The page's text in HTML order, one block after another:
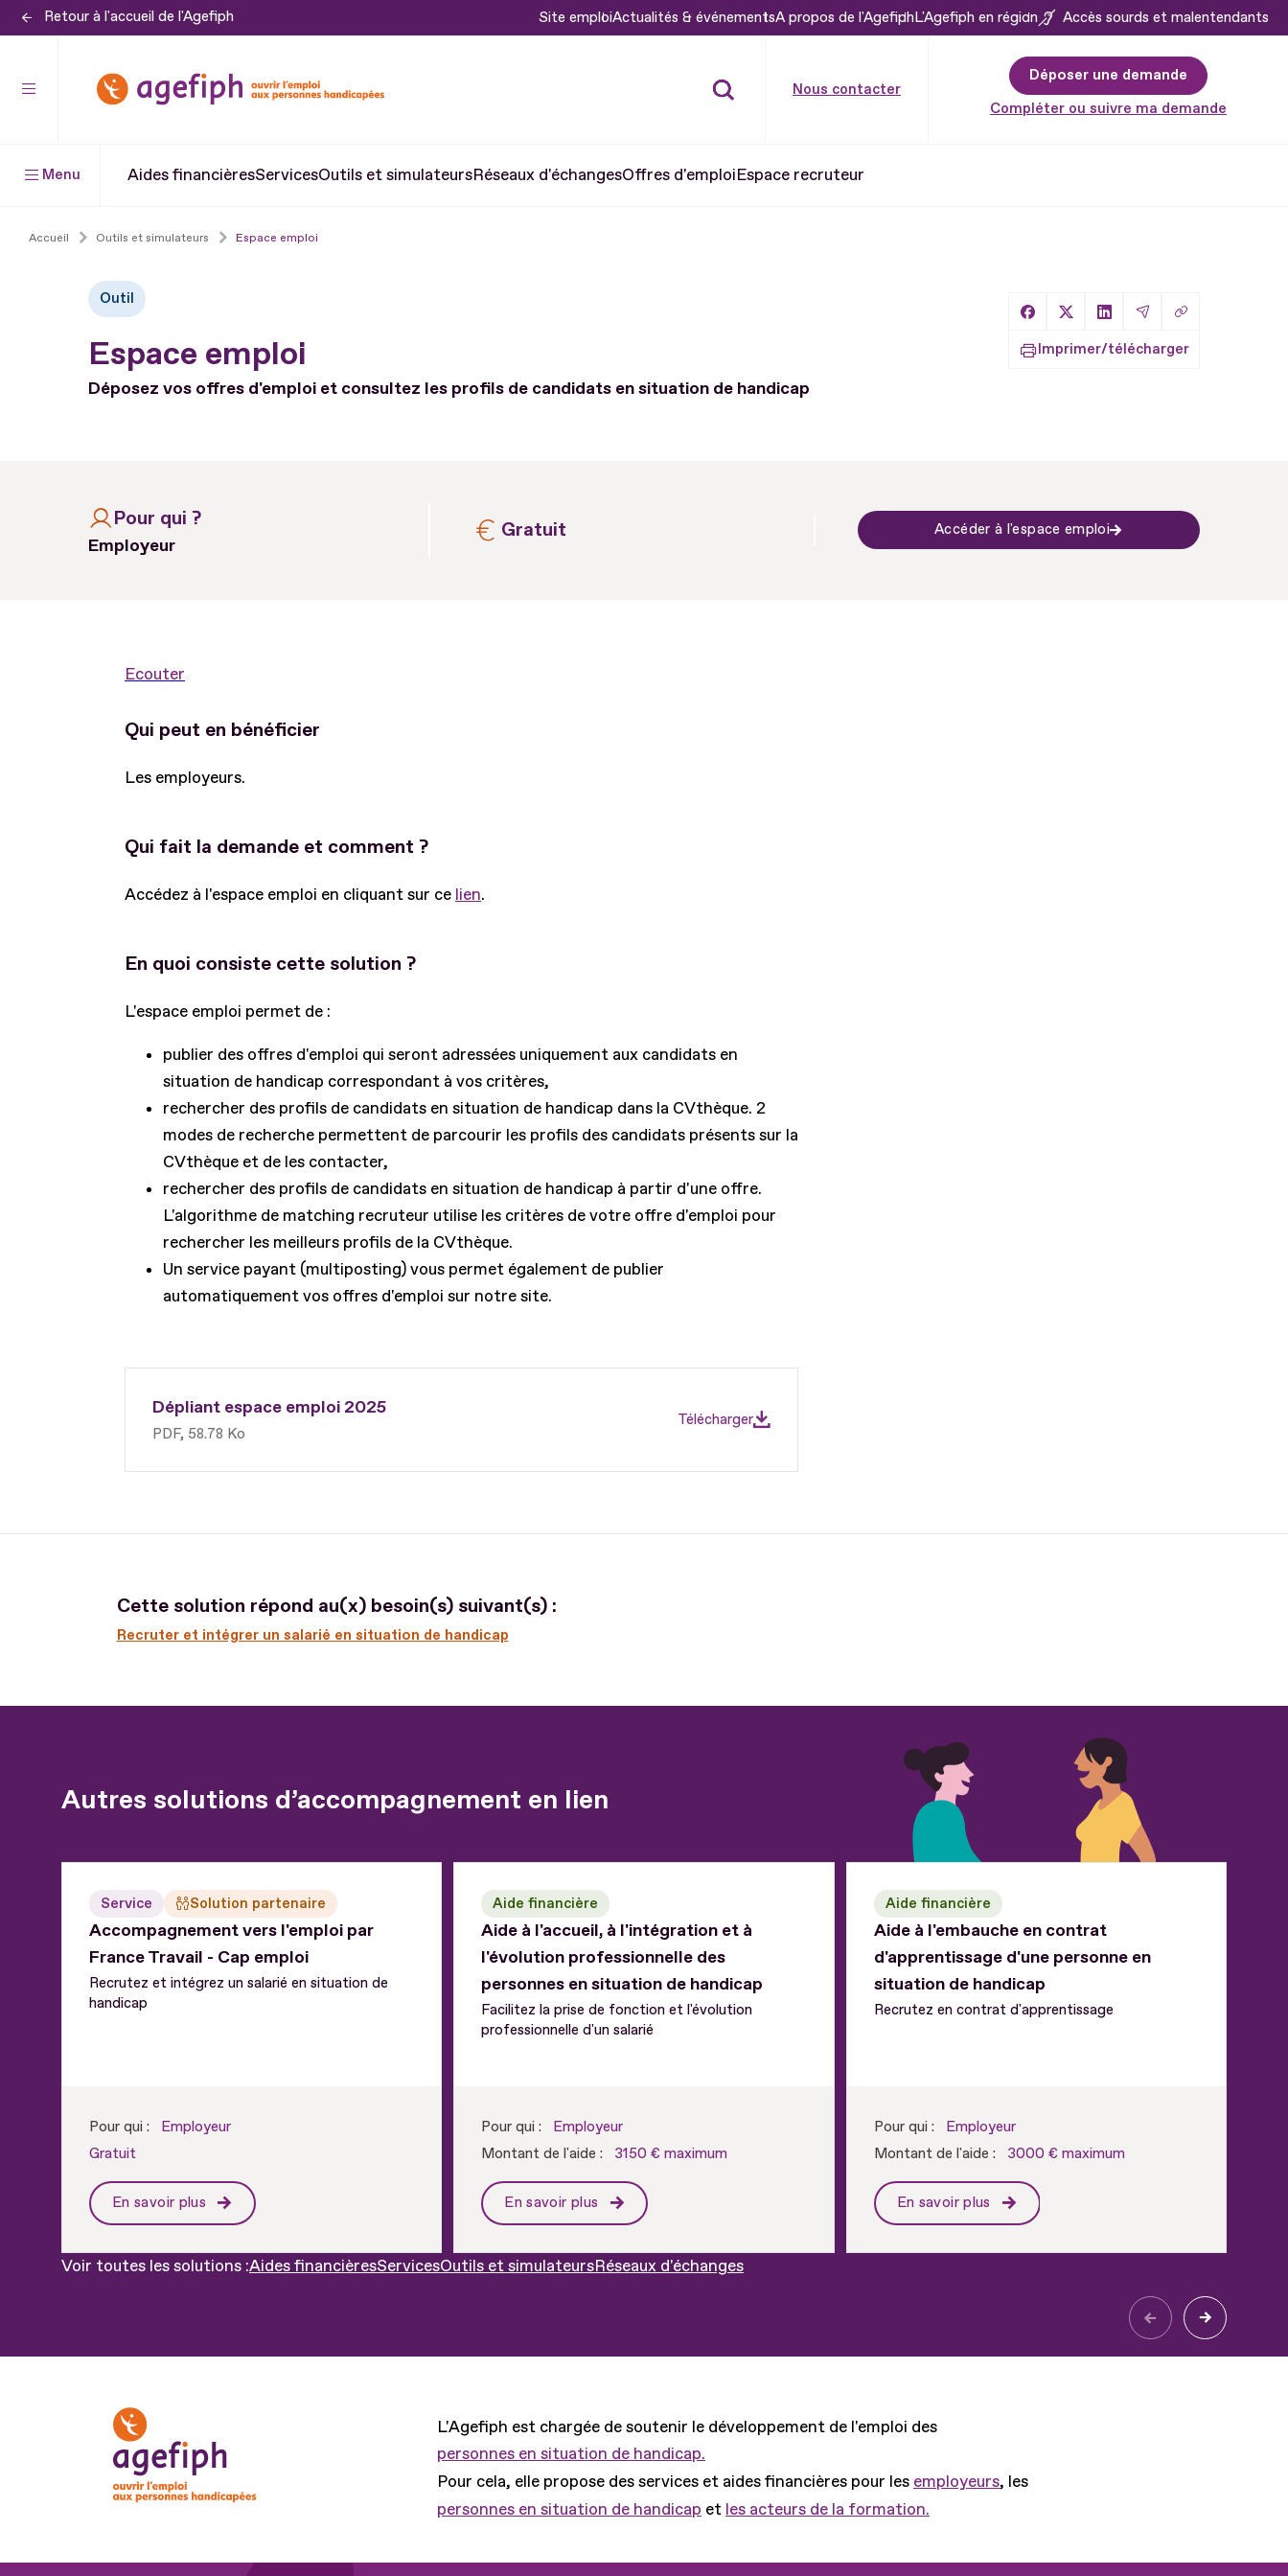
Aller
contenu
Retour à l'accueil de l'Agefiph Site emploiActualités & événementsA propos de l'AgefiphL'Agefiph en région Accès sourds et malentendants
Nous contacter
Déposer une demande
Compléter ou suivre ma demande
Menu Aides financièresServicesOutils et simulateursRéseaux d'échangesOffres d'emploiEspace recruteur
Accueil Outils et simulateurs Espace emploi
Espace emploi
Outil
Déposez vos offres d'emploi et consultez les profils de candidats en situation de handicap
Partager sur Facebook
Partager sur X
Partager sur LinkedIn
Partager par Email
Copier le lien
Imprimer/télécharger
Pour qui ?
Employeur
Gratuit Accéder à l'espace emploi
Ecouter
Qui peut en bénéficier
Les employeurs.
Qui fait la demande et comment ?
Accédez à l'espace emploi en cliquant sur ce lien.
En quoi consiste cette solution ?
L'espace emploi permet de :
publier des offres d'emploi qui seront adressées uniquement aux candidats en
situation de handicap correspondant à vos critères,
rechercher des profils de candidats en situation de handicap dans la CVthèque. 2
modes de recherche permettent de parcourir les profils des candidats présents sur la
CVthèque et de les contacter,
rechercher des profils de candidats en situation de handicap à partir d'une offre.
L'algorithme de matching recruteur utilise les critères de votre offre d'emploi pour
rechercher les meilleurs profils de la CVthèque.
Un service payant (multiposting) vous permet également de publier
automatiquement vos offres d'emploi sur notre site.
Dépliant espace emploi 2025
PDF, 58.78 Ko
Télécharger
Cette solution répond au(x) besoin(s) suivant(s) :
Recruter et intégrer un salarié en situation de handicap
Autres solutions d’accompagnement en lien
Accompagnement vers l'emploi par
France Travail - Cap emploi
Service Solution partenaire
Recrutez et intégrez un salarié en situation de
handicap
Pour qui :
Employeur
Gratuit
En savoir plus
Aide à l'accueil, à l'intégration et à
l'évolution professionnelle des
personnes en situation de handicap
Aide financière
Facilitez la prise de fonction et l'évolution
professionnelle d'un salarié
Pour qui :
Employeur
Montant de l'aide :
3150 € maximum
En savoir plus
Aide à l'embauche en contrat
d'apprentissage d'une personne en
situation de handicap
Aide financière
Recrutez en contrat d'apprentissage
Pour qui :
Employeur
Montant de l'aide :
3000 € maximum
En savoir plus
Voir toutes les solutions :Aides financièresServicesOutils et simulateursRéseaux d'échanges
L'Agefiph est chargée de soutenir le développement de l'emploi des
personnes en situation de handicap.
Pour cela, elle propose des services et aides financières pour les employeurs, les
personnes en situation de handicap et les acteurs de la formation.